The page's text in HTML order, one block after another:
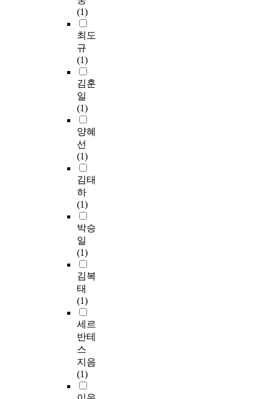
(1)
최도
규
(1)
김훈
일
(1)
양혜
선
(1)
김태
하
(1)
박승
일
(1)
김복
태
(1)
세르
반테
스
지음
(1)